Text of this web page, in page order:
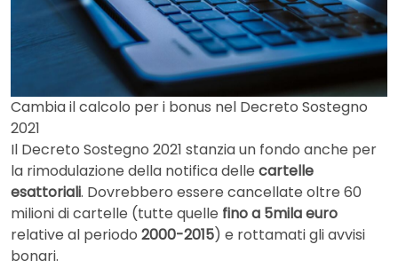
Cambia il calcolo per i bonus nel Decreto Sostegno
2021
Il Decreto Sostegno 2021 stanzia un fondo anche per
la rimodulazione della notifica delle cartelle
esattoriali. Dovrebbero essere cancellate oltre 60
milioni di cartelle (tutte quelle fino a 5mila euro
relative al periodo 2000-2015) e rottamati gli avvisi
bonari.